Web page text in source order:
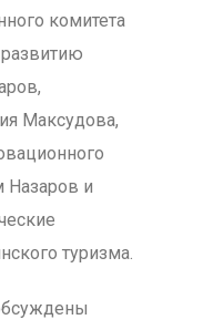
комитета
Максудова,
Назаров и
туризма.